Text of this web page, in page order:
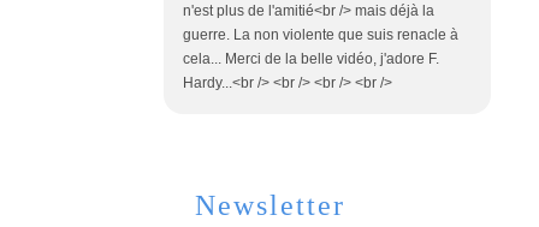
n'est plus de l'amitié<br /> mais déjà la
guerre. La non violente que suis renacle à
cela... Merci de la belle vidéo, j'adore F.
Hardy...<br /> <br /> <br /> <br />
Newsletter